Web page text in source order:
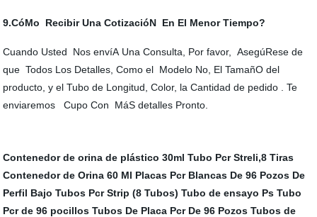
9.CóMo Recibir Una CotizacióN En El Menor Tiempo?
Cuando Usted Nos envíA Una Consulta, Por favor, AsegúRese de
que Todos Los Detalles, Como el Modelo No, El TamañO del
producto, y el Tubo de Longitud, Color, la Cantidad de pedido . Te
enviaremos Cupo Con MáS detalles Pronto.
Contenedor de orina de plástico 30ml Tubo Pcr Streli,8 Tiras
Contenedor de Orina 60 Ml Placas Pcr Blancas De 96 Pozos De
Perfil Bajo Tubos Pcr Strip (8 Tubos) Tubo de ensayo Ps Tubo
Pcr de 96 pocillos Tubos De Placa Pcr De 96 Pozos Tubos de